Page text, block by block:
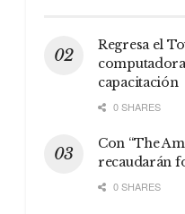
Regresa el
capacitación
0 SHARES
Con “The
recaudarán
0 SHARES